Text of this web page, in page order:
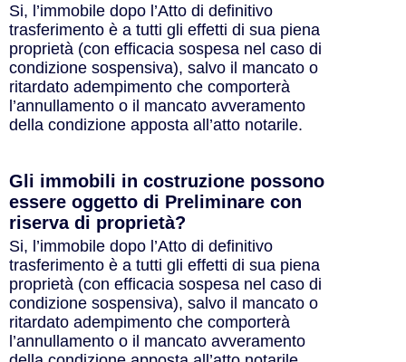
Si, l’immobile dopo l’Atto di definitivo
trasferimento è a tutti gli effetti di sua piena
proprietà (con efficacia sospesa nel caso di
condizione sospensiva), salvo il mancato o
ritardato adempimento che comporterà
l’annullamento o il mancato avveramento
della condizione apposta all’atto notarile.
Gli immobili in costruzione possono
essere oggetto di Preliminare con
riserva di proprietà?
Si, l’immobile dopo l’Atto di definitivo
trasferimento è a tutti gli effetti di sua piena
proprietà (con efficacia sospesa nel caso di
condizione sospensiva), salvo il mancato o
ritardato adempimento che comporterà
l’annullamento o il mancato avveramento